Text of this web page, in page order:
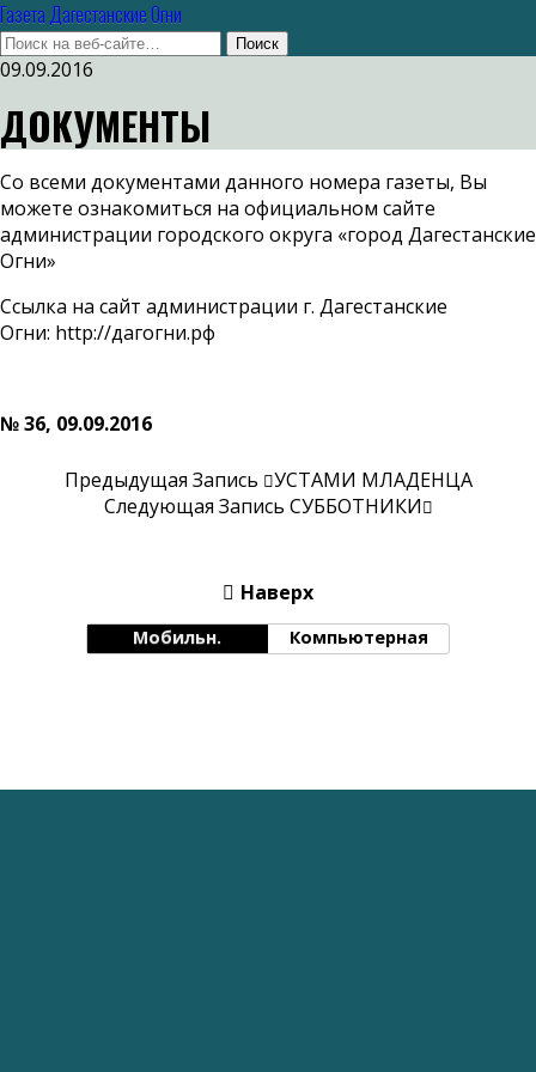
Газета Дагестанские Огни
09.09.2016
ДОКУМЕНТЫ
Со всеми документами данного номера газеты, Вы
можете ознакомиться на официальном сайте
администрации городского округа «город Дагестанские
Огни»
Ссылка на сайт администрации г. Дагестанские
Огни: http://дагогни.рф
№ 36, 09.09.2016
Предыдущая Запись
УСТАМИ МЛАДЕНЦА
Следующая Запись СУББОТНИКИ
Наверх
Мобильн. Компьютерная